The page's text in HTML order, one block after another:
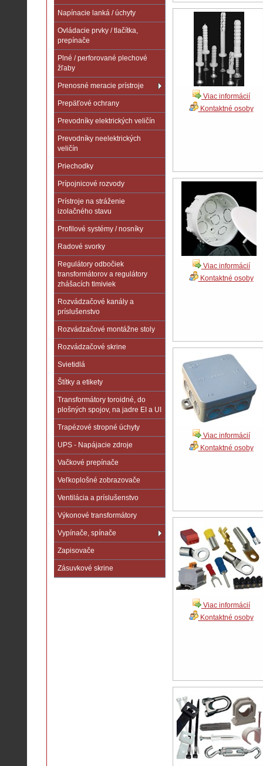
Napínacie lanká / úchyty
Ovládacie prvky / tlačítka,
prepínače
Plné / perforované plechové
žľaby
Prenosné meracie prístroje
Prepäťové ochrany
Prevodníky elektrických veličín
Prevodníky neelektrických
veličín
Priechodky
Prípojnicové rozvody
Prístroje na stráženie
izolačného stavu
Profilové systémy / nosníky
Radové svorky
Regulátory odbočiek
transformátorov a regulátory
zhášacích tlmiviek
Rozvádzačové kanály a
príslušenstvo
Rozvádzačové montážne stoly
Rozvádzačové skrine
Svietidlá
Štítky a etikety
Transformátory toroidné, do
plošných spojov, na jadre EI a UI
Trapézové stropné úchyty
UPS - Napájacie zdroje
Vačkové prepínače
Veľkoplošné zobrazovače
Ventilácia a príslušenstvo
Výkonové transformátory
Vypínače, spínače
Zapisovače
Zásuvkové skrine
Viac informácií
Kontaktné osoby
Viac informácií
Kontaktné osoby
Viac informácií
Kontaktné osoby
Viac informácií
Kontaktné osoby